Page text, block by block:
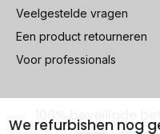
Veelgestelde vragen
Een product retourneren
Voor professionals
100% beveiligde